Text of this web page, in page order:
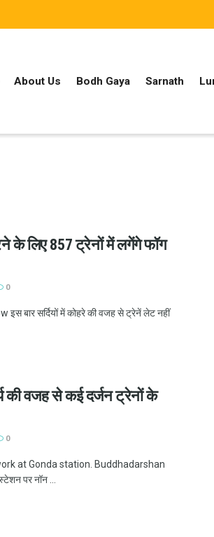
About Us Bodh Gaya Sarnath
लिए 857 ट्रेनों में लगेंगे फॉग
0
बार सर्दियों में कोहरे की वजह से ट्रेनें लेट नहीं
की वजह से कई दर्जन ट्रेनों के
0
at Gonda station. Buddhadarshan
पर नॉन ...